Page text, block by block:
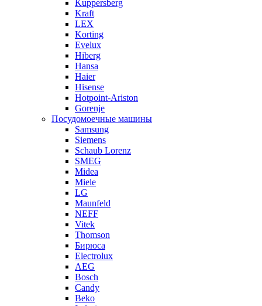
Kuppersberg
Kraft
LEX
Korting
Evelux
Hiberg
Hansa
Haier
Hisense
Hotpoint-Ariston
Gorenje
Посудомоечные машины
Samsung
Siemens
Schaub Lorenz
SMEG
Midea
Miele
LG
Maunfeld
NEFF
Vitek
Thomson
Бирюса
Electrolux
AEG
Bosch
Candy
Beko